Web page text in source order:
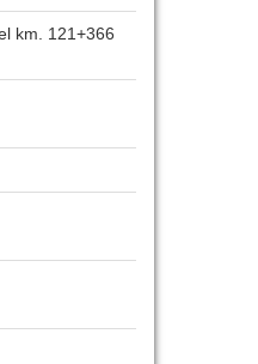
km. 121+366